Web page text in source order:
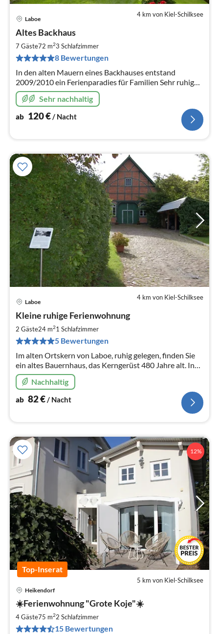
4 km von Kiel-Schilksee
Laboe
Altes Backhaus
7 Gäste72 m23 Schlafzimmer
8 Bewertungen
In den alten Mauern eines Backhauses entstand
2009/2010 ein Ferienparadies für Familien Sehr ruhige
Lage im Grünen, 5 min zum Strand, viele
Spielmöglichkeiten
Sehr nachhaltig
ab 120€ / Nacht
4 km von Kiel-Schilksee
Laboe
Kleine ruhige Ferienwohnung
2 Gäste24 m21 Schlafzimmer
5 Bewertungen
Im alten Ortskern von Laboe, ruhig gelegen, finden Sie
ein altes Bauernhaus, das Kerngerüst 480 Jahre alt. In
der modern gestaltet Wohnung sehen Sie noch einige
alte Eichenbalken
Nachhaltig
ab 82€/ Nacht
12%
Top-Inserat
5 km von Kiel-Schilksee
Heikendorf
☀️Ferienwohnung "Grote Koje"☀️
4 Gäste75 m22 Schlafzimmer
15 Bewertungen